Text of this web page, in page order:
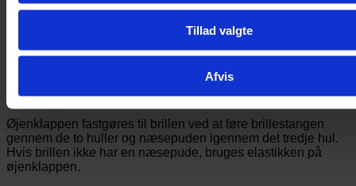
Tillad valgte
Afvis
Øjenklappen fra Kay Fun Patch består af et ovalt stykke stof,
hvilket gør, at den kan sættes på både højre og venstre
brilleglas.
Øjenklappen fastgøres til brillen ved at føre brillestangen
gennem de to huller og næsepuden igennem det tredje hul.
Hvis brillen ikke har en næsepude, bruges elastikken på
øjenklappen.